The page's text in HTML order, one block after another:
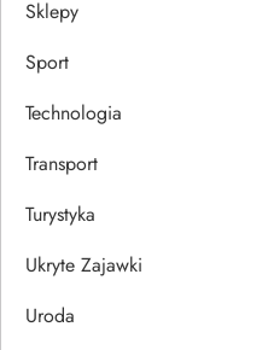
Sklepy
Sport
Technologia
Transport
Turystyka
Ukryte Zajawki
Uroda